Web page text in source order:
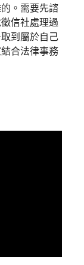
。需要先諮
信社處理過
到屬於自己
合法律事務